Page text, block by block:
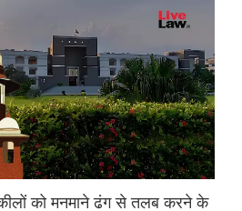
वकीलों को मनमाने ढंग से तलब करने के